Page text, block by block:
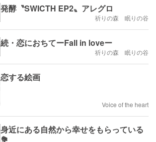
発酵〝SWICTH EP2〟アレグロ
祈りの森 眠りの谷
続・恋におちてーFall in loveー
祈りの森 眠りの谷
恋する絵画
Voice of the heart
身近にある自然から幸せをもらっている